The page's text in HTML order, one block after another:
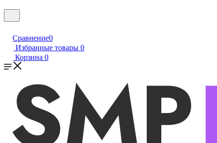
Сравнение0
Избранные товары 0
Корзина 0